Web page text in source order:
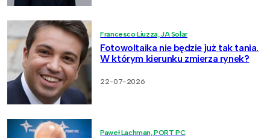
Francesco Liuzza, JA Solar
Fotowoltaika nie będzie już tak tania.
W którym kierunku zmierza rynek?
22-07-2026
Paweł Lachman, PORT PC